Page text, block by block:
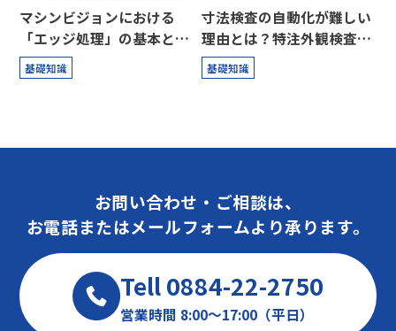
マシンビジョンにおける
「エッジ処理」の基本と勘
所基礎知識
寸法検査の自動化が難しい
理由とは？特注外観検査シ
ステムで解決！
基礎知識
お問い合わせ・ご相談は、
お電話またはメールフォームより承ります。
Tell 0884-22-2750
営業時間 8:00～17:00（平日）